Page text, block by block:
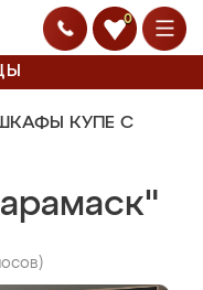
0
КУПЕ С